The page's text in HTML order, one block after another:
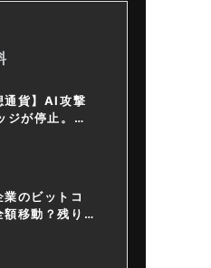
通貨】AI攻撃
ジが停止。金
産・ステー
業のビットコ
移動？残り